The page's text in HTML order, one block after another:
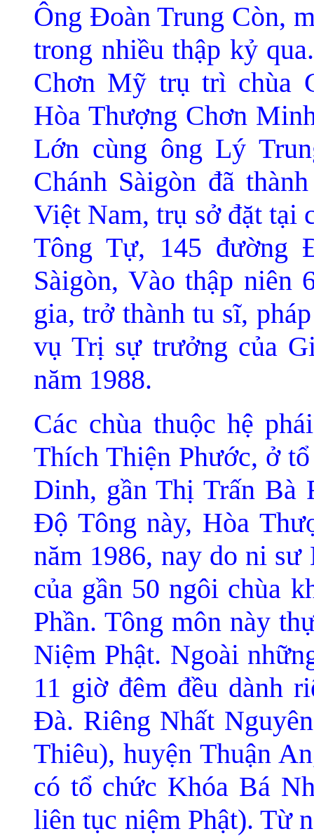
Ông Ðoàn Trung Còn,
trong nhiều thập kỷ
Chơn Mỹ trụ trì chùa
Hòa Thượng Chơn
Lớn cùng ông Lý
Chánh Sàigòn đã
Việt Nam, trụ sở đặt tại
Tông Tự, 145 đường
Sàigòn, Vào thập niên
gia, trở thành tu sĩ,
vụ Trị sự trưởng của
năm 1988.
Các chùa thuộc hệ
Thích Thiện Phước, ở
Dinh, gần Thị Trấn Bà
Ðộ Tông này, Hòa
năm 1986, nay do ni
của gần 50 ngôi chùa
Phần. Tông môn này
Niệm Phật. Ngoài
11 giờ đêm đều dành
Ðà. Riêng Nhất
Thiêu), huyện Thuận
có tổ chức Khóa Bá
liên tục niệm Phật). Từ